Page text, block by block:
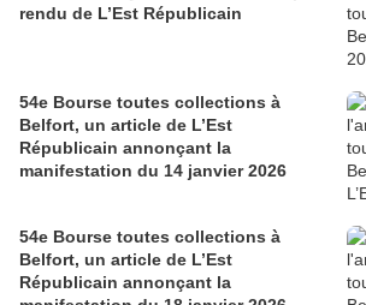
rendu de L’Est Républicain
54e Bourse toutes collections à
Belfort, un article de L’Est
Républicain annonçant la
manifestation du 14 janvier 2026
54e Bourse toutes collections à
Belfort, un article de L’Est
Républicain annonçant la